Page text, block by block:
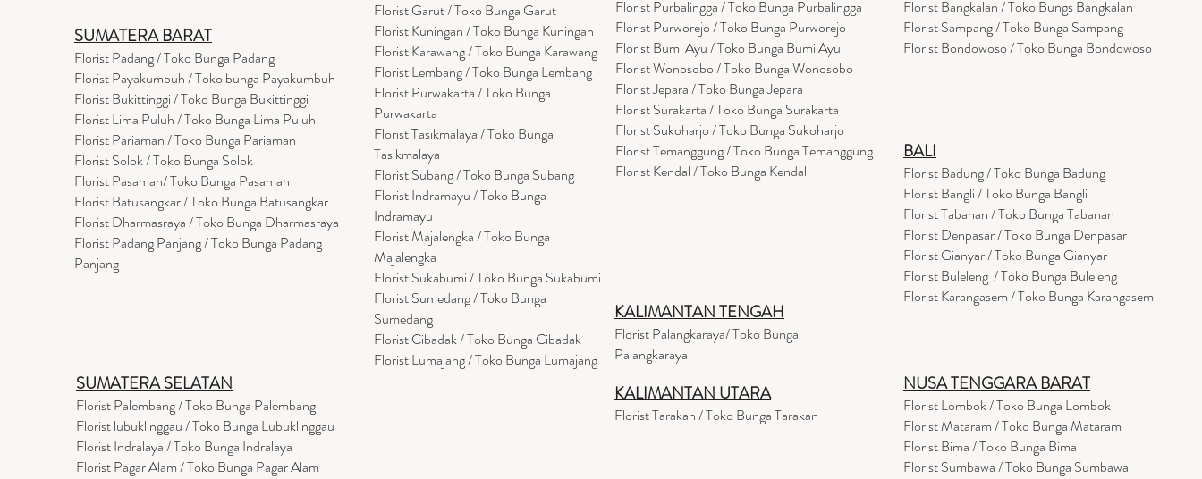
SUMATERA BARAT
Florist Padang / Toko Bunga Padang
Florist Payakumbuh / Toko bunga Payakumbuh
Florist Bukittinggi / Toko Bunga Bukittinggi
Florist Lima Puluh / Toko Bunga Lima Puluh
Florist Pariaman / Toko Bunga Pariaman
Florist Solok / Toko Bunga Solok
Florist Pasaman/ Toko Bunga Pasaman
Florist Batusangkar / Toko Bunga Batusangkar
Florist Dharmasraya / Toko Bunga Dharmasraya
Florist Padang Panjang / Toko Bunga Padang
Panjang
SUMATERA SELATAN
Florist Palembang / Toko Bunga Palembang
Florist lubuklinggau / Toko Bunga Lubuklinggau
Florist Indralaya / Toko Bunga Indralaya
Florist Pagar Alam / Toko Bunga Pagar Alam
Florist Garut / Toko Bunga Garut
Florist Kuningan / Toko Bunga Kuningan
Florist Karawang / Toko Bunga Karawang
Florist Lembang / Toko Bunga Lembang
Florist Purwakarta / Toko Bunga
Purwakarta
Florist Tasikmalaya / Toko Bunga
Tasikmalaya
Florist Subang / Toko Bunga Subang
Florist Indramayu / Toko Bunga
Indramayu
Florist Majalengka / Toko Bunga
Majalengka
Florist Sukabumi / Toko Bunga Sukabumi
Florist Sumedang / Toko Bunga
Sumedang
Florist Cibadak / Toko Bunga Cibadak
Florist Lumajang / Toko Bunga Lumajang
Florist Purbalingga / Toko Bunga Purbalingga
Florist Purworejo / Toko Bunga Purworejo
Florist Bumi Ayu / Toko Bunga Bumi Ayu
Florist Wonosobo / Toko Bunga Wonosobo
Florist Jepara / Toko Bunga Jepara
Florist Surakarta / Toko Bunga Surakarta
Florist Sukoharjo / Toko Bunga Sukoharjo
Florist Temanggung / Toko Bunga Temanggung
Florist Kendal / Toko Bunga Kendal
KALIMANTAN TENGAH
Florist Palangkaraya/ Toko Bunga
Palangkaraya
KALIMANTAN UTARA
Florist Tarakan / Toko Bunga Tarakan
Florist Bangkalan / Toko Bungs Bangkalan
Florist Sampang / Toko Bunga Sampang
Florist Bondowoso / Toko Bunga Bondowoso
BALI
Florist Badung / Toko Bunga Badung
Florist Bangli / Toko Bunga Bangli
FloristTabanan/ Toko Bunga Tabanan
Florist Denpasar / Toko Bunga Denpasar
Florist Gianyar / Toko Bunga Gianyar
Florist Buleleng / Toko Bunga Buleleng
Florist Karangasem / Toko Bunga Karangasem
NUSA TENGGARA BARAT
Florist Lombok / Toko Bunga Lombok
FloristMataram/ Toko Bunga Mataram
Florist Bima / Toko Bunga Bima
Florist Sumbawa / Toko Bunga Sumbawa